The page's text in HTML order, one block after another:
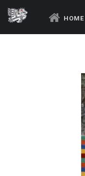
HOME